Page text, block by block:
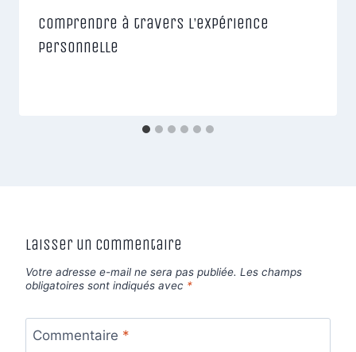
Comprendre à travers l’expérience
personnelle
Laisser un commentaire
Votre adresse e-mail ne sera pas publiée. Les champs
obligatoires sont indiqués avec *
Commentaire *